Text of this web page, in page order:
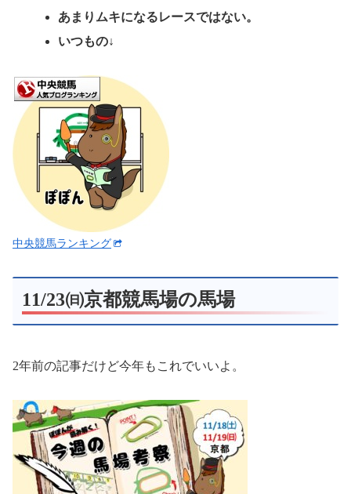
あまりムキになるレースではない。
いつもの↓
中央競馬ランキング
11/23㈰京都競馬場の馬場
2年前の記事だけど今年もこれでいいよ。